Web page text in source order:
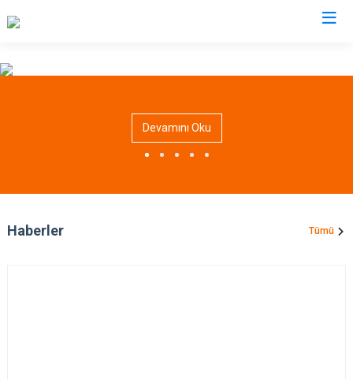
Finike
Gazipaşa
Korkuteli
Serik
Devamını Oku
Haberler Tümü